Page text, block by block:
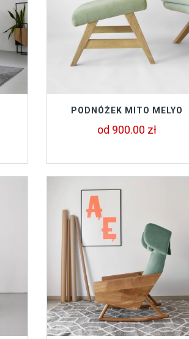
PODNÓŻEK MITO MELYO
od 900.00 zł